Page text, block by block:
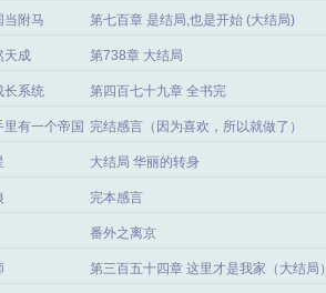
当附马 第七百章 是结局,也是开始 (大结局)
天成 第738章 大结局
长系统 第四百七十九章 全书完
里有一个帝国 完结感言（因为喜欢，所以就做了）
大结局 华丽的转身
完本感言
番外之离京
第三百五十四章 这里才是我家（大结局）